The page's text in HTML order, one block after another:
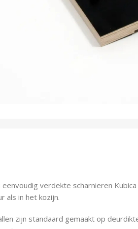
verdekte scharnieren
als in het kozijn.
zijn standaard gemaakt op